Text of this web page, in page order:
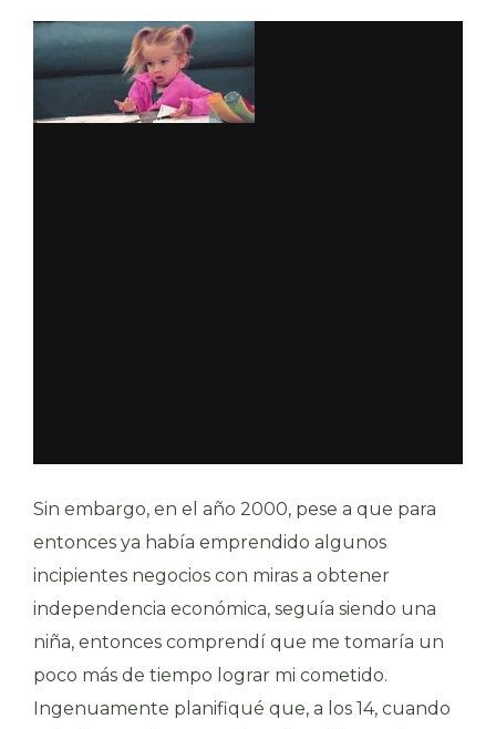
Sin embargo, en el año 2000, pese a que para
entonces ya había emprendido algunos
incipientes negocios con miras a obtener
independencia económica, seguía siendo una
niña, entonces comprendí que me tomaría un
poco más de tiempo lograr mi cometido.
Ingenuamente planifiqué que, a los 14, cuando